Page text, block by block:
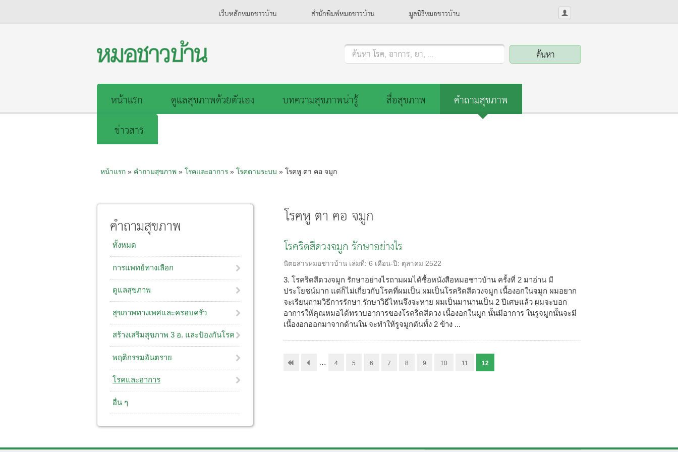
เว็บหลักหมอชาวบ้าน สำนักพิมพ์หมอชาวบ้าน มูลนิธิหมอชาวบ้าน
ค้นหา โรค, อาการ, ยา, ...
หน้าแรก ดูแลสุขภาพด้วยตัวเอง บทความสุขภาพน่ารู้ สื่อสุขภาพ
คำถามสุขภาพ
ข่าวสาร
หน้าแรก» คำถามสุขภาพ» โรคและอาการ» โรคตามระบบ » โรคหู ตา คอ จมูก
โรคหู ตา คอ จมูก
โรคริดสีดวงจมูก รักษาอย่างไร
นิตยสารหมอชาวบ้าน เล่มที่: 6 เดือน-ปี: ตุลาคม 2522
3. โรคริดสีดวงจมูก รักษาอย่างไรถามผมได้ซื้อหนังสือหมอชาวบ้าน ครั้งที่ 2 มาอ่าน มี
ประโยชน์มาก แต่ก็ไม่เกี่ยวกับโรคที่ผมเป็น ผมเป็นโรคริดสีดวงจมูก เนื้องอกในจมูก ผมอยาก
จะเรียนถามวิธีการรักษา รักษาวิธีไหนจึงจะหาย ผมเป็นมานานเป็น 2 ปีเศษแล้ว ผมจะบอก
อาการให้คุณหมอได้ทราบอาการของโรคริดสีดวง เนื้องอกในมูก นั้นมีอาการ ในรูจมูกนั้นจะมี
เนื้องอกออกมาจากด้านใน จะทำให้รูจมูกตันทั้ง 2 ข้าง ...
… 4 5 6 7 8 9 10 11 12
คำถามสุขภาพ
ทั้งหมด
การแพทย์ทางเลือก
ดูแลสุขภาพ
สุขภาพทางเพศและครอบครัว
สร้างเสริมสุขภาพ 3 อ. และป้องกันโรค
พฤติกรรมอันตราย
โรคและอาการ
อื่น ๆ